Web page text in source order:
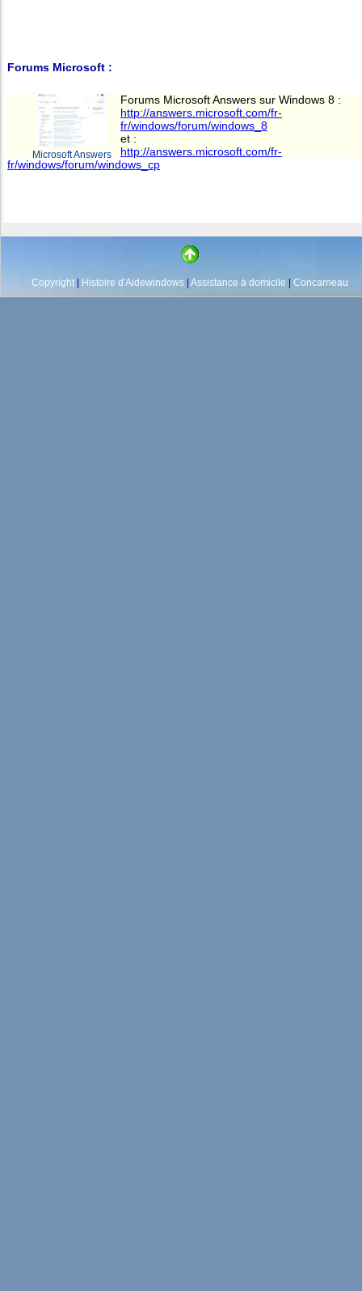
Forums Microsoft :
Microsoft Answers
Forums Microsoft Answers sur Windows 8 :
http://answers.microsoft.com/fr-
fr/windows/forum/windows_8
et :
http://answers.microsoft.com/fr-
fr/windows/forum/windows_cp
Copyright| Histoire d'Aidewindows Assistance à domicile Concarneau